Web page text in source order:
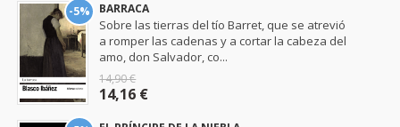
-5% BARRACA
Sobre las tierras del tío Barret, que se atrevió
a romper las cadenas y a cortar la cabeza del
amo, don Salvador, co...
14,90 €
14,16 €